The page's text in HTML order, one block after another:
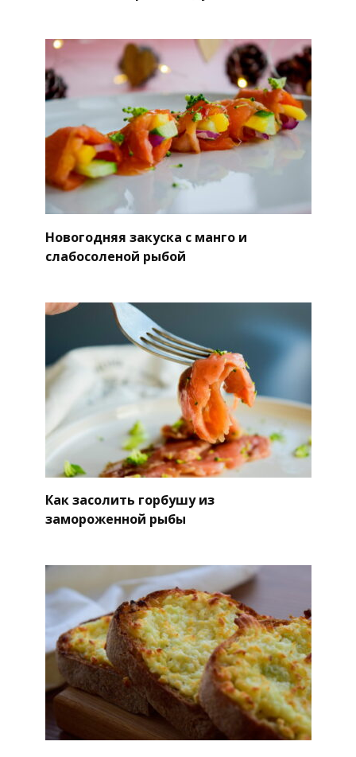
Новогодняя закуска с манго и
слабосоленой рыбой
Как засолить горбушу из
замороженной рыбы